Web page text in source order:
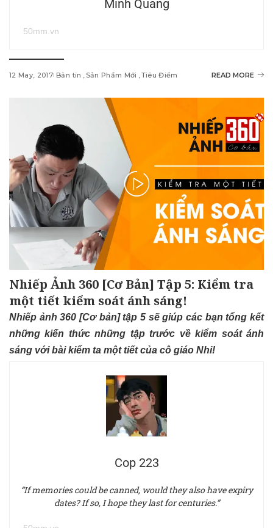
Minh Quang
50mm.vn
12 May, 2017 Bản tin Sản Phẩm Mới Tiêu Điểm READ MORE
Nhiếp Ảnh 360 [Cơ Bản] Tập 5: Kiểm tra
một tiết kiểm soát ánh sáng!
Nhiếp ảnh 360 [Cơ bản] tập 5 sẽ giúp các bạn tổng kết
những kiến thức những tập trước về kiểm soát ánh
sáng với bài kiểm ta một tiết của cô giáo Nhi!
Cop 223
“If memories could be canned, would they also have expiry
dates? If so, I hope they last for centuries.”